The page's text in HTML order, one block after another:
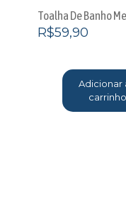
Toalha De Banho
R$59,90
Adicionar
carrinho